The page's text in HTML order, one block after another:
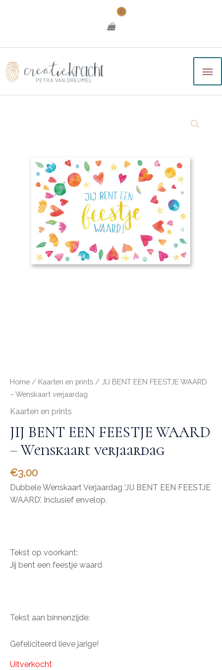
Home / Kaarten en prints / JIJ BENT EEN FEESTJE WAARD
– Wenskaart verjaardag
Kaarten en prints
JIJ BENT EEN FEESTJE WAARD
– Wenskaart verjaardag
€3,00
Dubbele Wenskaart Verjaardag ‘JIJ BENT EEN FEESTJE
WAARD’. Inclusief envelop.
Tekst op voorkant:
Jij bent een feestje waard
Tekst aan binnenzijde:
Gefeliciteerd lieve jarige!
Uitverkocht